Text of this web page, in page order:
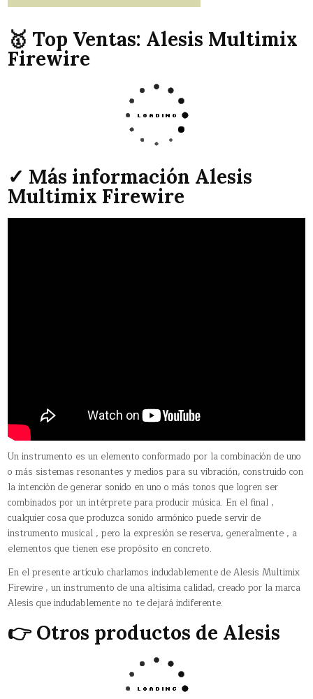
🥇 Top Ventas: Alesis Multimix
Firewire
✓ Más información Alesis
Multimix Firewire
Un instrumento es un elemento conformado por la combinación de uno
o más sistemas resonantes y medios para su vibración, construido con
la intención de generar sonido en uno o más tonos que logren ser
combinados por un intérprete para producir música. En el final ,
cualquier cosa que produzca sonido armónico puede servir de
instrumento musical , pero la expresión se reserva, generalmente , a
elementos que tienen ese propósito en concreto.
En el presente artículo charlamos indudablemente de Alesis Multimix
Firewire , un instrumento de una altísima calidad, creado por la marca
Alesis que indudablemente no te dejará indiferente.
👉 Otros productos de Alesis